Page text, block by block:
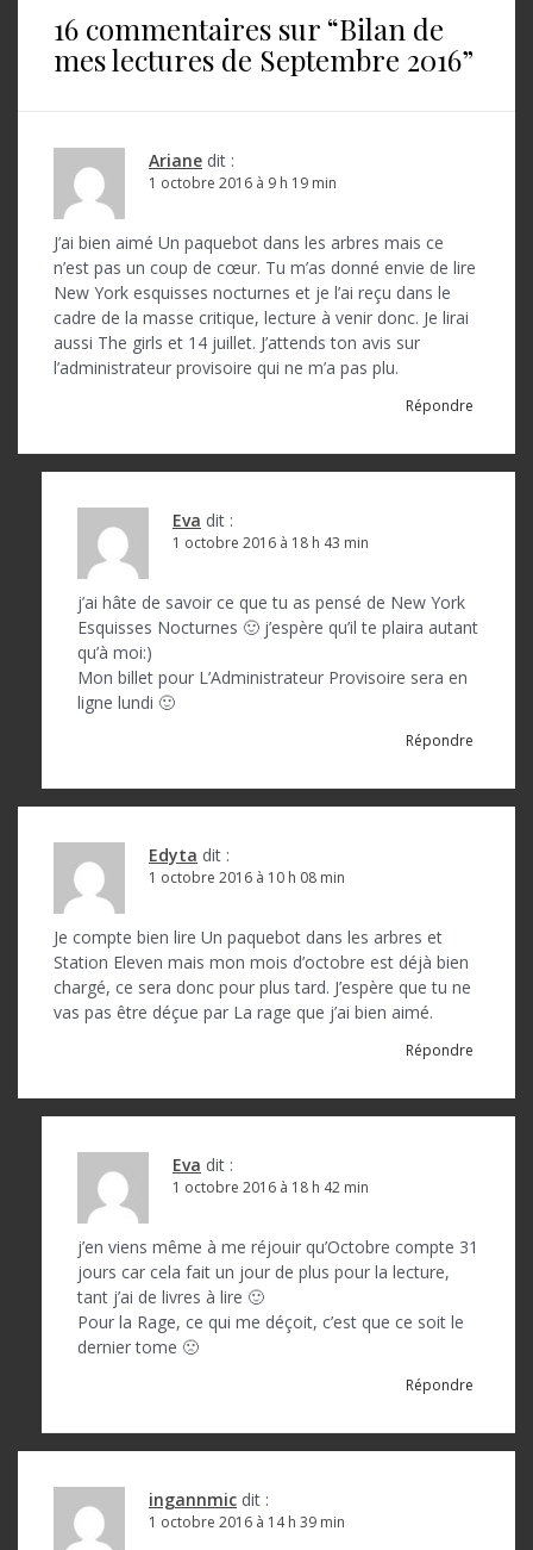
r
16 commentaires sur “Bilan de
mes lectures de Septembre 2016”
Ariane dit :
1 octobre 2016 à 9 h 19 min
J’ai bien aimé Un paquebot dans les arbres mais ce
n’est pas un coup de cœur. Tu m’as donné envie de lire
New York esquisses nocturnes et je l’ai reçu dans le
cadre de la masse critique, lecture à venir donc. Je lirai
aussi The girls et 14 juillet. J’attends ton avis sur
l’administrateur provisoire qui ne m’a pas plu.
Répondre
Eva dit :
1 octobre 2016 à 18 h 43 min
j’ai hâte de savoir ce que tu as pensé de New York
Esquisses Nocturnes 🙂 j’espère qu’il te plaira autant
qu’à moi:)
Mon billet pour L’Administrateur Provisoire sera en
ligne lundi 🙂
Répondre
Edyta dit :
1 octobre 2016 à 10 h 08 min
Je compte bien lire Un paquebot dans les arbres et
Station Eleven mais mon mois d’octobre est déjà bien
chargé, ce sera donc pour plus tard. J’espère que tu ne
vas pas être déçue par La rage que j’ai bien aimé.
Répondre
Eva dit :
1 octobre 2016 à 18 h 42 min
j’en viens même à me réjouir qu’Octobre compte 31
jours car cela fait un jour de plus pour la lecture,
tant j’ai de livres à lire 🙂
Pour la Rage, ce qui me déçoit, c’est que ce soit le
dernier tome 🙁
Répondre
ingannmic dit :
1 octobre 2016 à 14 h 39 min